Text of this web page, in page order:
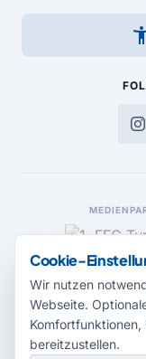
Cookie-
Wir nutzen
Webseite.
bereitzustellen.